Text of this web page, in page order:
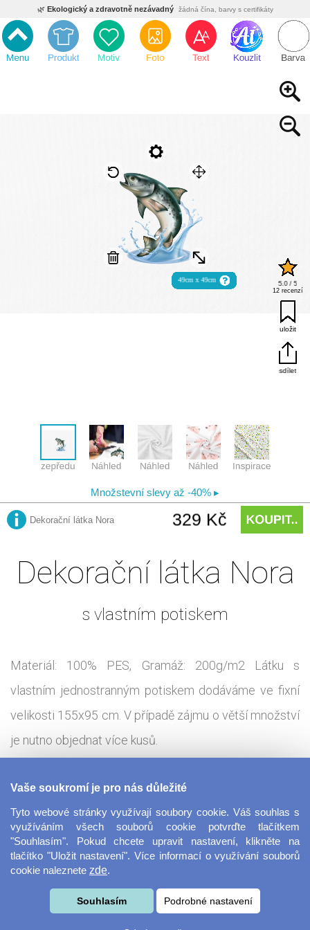
🌿 Ekologický a zdravotně nezávadný žádná čína, barvy s certifikáty
💡Inovativní výroba vlastní vývoj, nejnovější technologie
⚡ Rychlé dodání expedujeme do 24h
🏢 Výhodné pro firmy velké množstevní slevy
Dekorační látka Nora
s vlastním potiskem
Materiál: 100% PES, Gramáž: 200g/m2 Látku s
vlastním jednostranným potiskem dodáváme ve fixní
velikosti 155x95 cm. V případě zájmu o větší množství
je nutno objednat více kusů.
Látka s potiskem dle Vašeho návrhu vhodná pro
výrobu sportovního a reklamního oblečení, nebo
bannerů. Stačí umístit libovolný vzor, fotografii, text či
koláž a my vám ji vyrobíme na míru. Osnovaná látka
Vaše soukromí je pro nás důležité
Tyto webové stránky využívají soubory cookie. Váš souhlas s
využíváním všech souborů cookie potvrďte tlačítkem
"Souhlasím". Pokud chcete upravit nastavení, klikněte na
tlačítko "Uložit nastavení". Více informací o využívání souborů
cookie naleznete zde.
Souhlasím Podrobné nastavení